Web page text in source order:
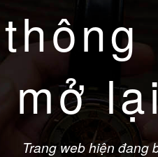
mở
Trang web hiện đang